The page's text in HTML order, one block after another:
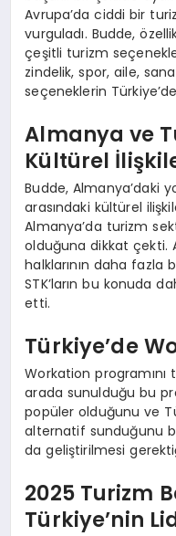
Avrupa’da ciddi bir
vurguladı. Budde,
çeşitli turizm
zindelik, spor, aile,
seçeneklerin
Almanya ve
Kültürel
Budde, Almanya’daki
arasındaki kültürel
Almanya’da turizm
olduğuna dikkat çekti.
halklarının daha fazla
STK’ların bu konuda
etti.
Türkiye’de
Workation
arada sunulduğu bu
popüler olduğunu ve
alternatif sunduğunu
da geliştirilmesi
2025 Turizm
Türkiye’nin